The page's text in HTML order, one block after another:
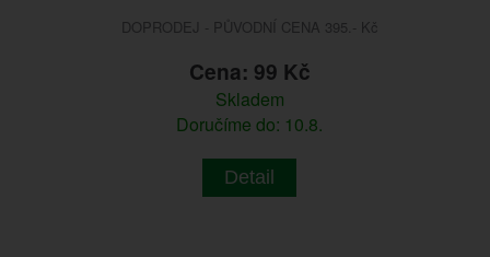
DOPRODEJ - PŮVODNÍ CENA 395.- Kč
Cena: 99 Kč
Skladem
Doručíme do: 10.8.
Detail